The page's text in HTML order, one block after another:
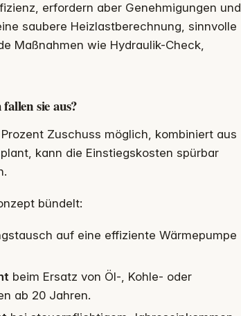
erfordern aber Genehmigungen und
saubere Heizlastberechnung, sinnvolle
Maßnahmen wie Hydraulik-Check,
sie aus?
Zuschuss möglich, kombiniert aus
kann die Einstiegskosten spürbar
bündelt:
auf eine effiziente Wärmepumpe
beim Ersatz von Öl-, Kohle- oder
ab 20 Jahren.